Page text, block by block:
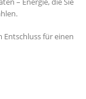
für einen